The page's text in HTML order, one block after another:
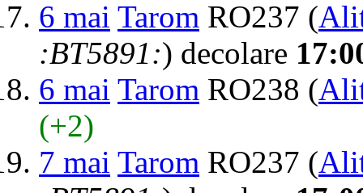
6 mai Tarom RO237 (
:BT5891:) decolare
6 mai Tarom RO238 (
(+2)
7 mai Tarom RO237 (